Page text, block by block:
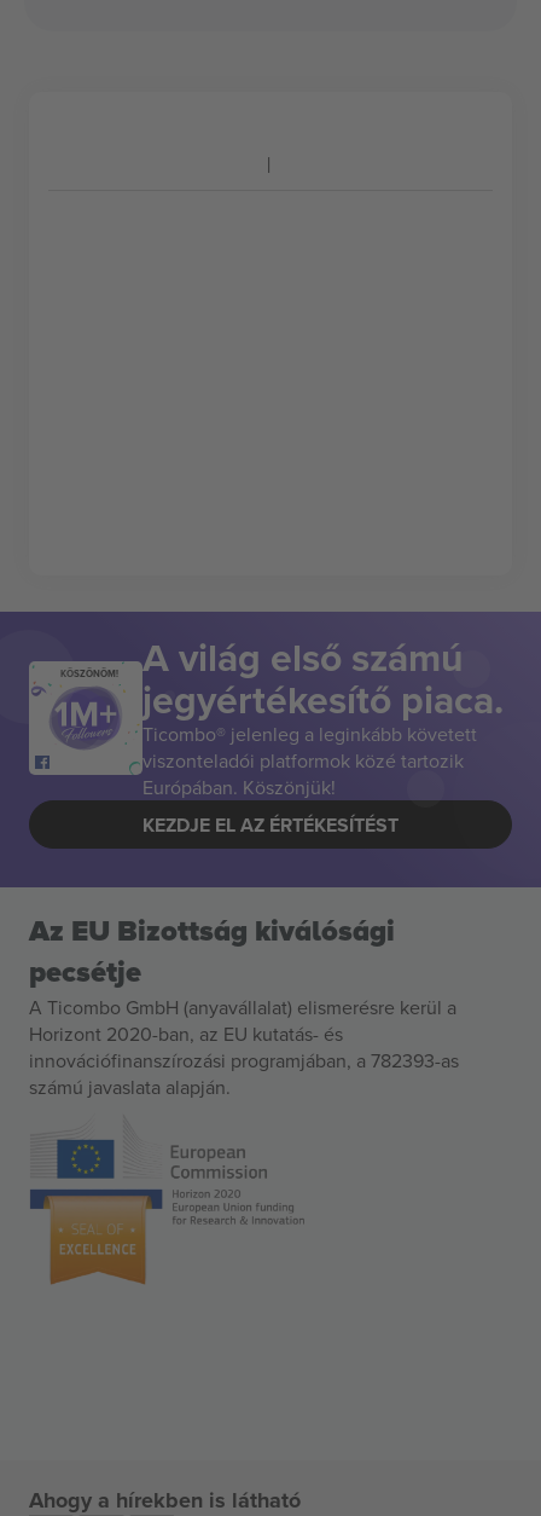
KÖSZÖNÖM! A világ első számú
jegyértékesítő piaca.
Ticombo® jelenleg a leginkább követett
viszonteladói platformok közé tartozik
Európában. Köszönjük!
KEZDJE EL AZ ÉRTÉKESÍTÉST
Az EU Bizottság kiválósági
pecsétje
A Ticombo GmbH (anyavállalat) elismerésre kerül a
Horizont 2020-ban, az EU kutatás- és
innovációfinanszírozási programjában, a 782393-as
számú javaslata alapján.
Ahogy a hírekben is látható